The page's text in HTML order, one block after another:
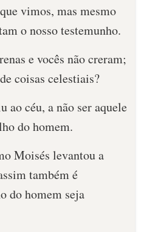
vimos, mas mesmo
o nosso testemunho.
e vocês não creram;
coisas celestiais?
ao céu, a não ser aquele
do homem.
Moisés levantou a
também é
do homem seja